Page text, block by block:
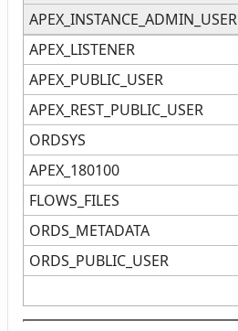
APEX_INSTANCE_ADMIN_USER
APEX_LISTENER
APEX_PUBLIC_USER
APEX_REST_PUBLIC_USER
ORDSYS
APEX_180100
FLOWS_FILES
ORDS_METADATA
ORDS_PUBLIC_USER